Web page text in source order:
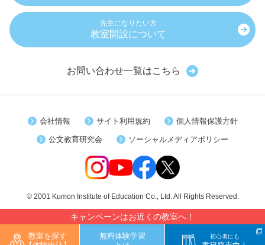
キャンペーンはお近くの教室へ！
教室を探す
無料体験学習
初心者にも
先生になりたい方
教室開設について
お問い合わせ一覧はこちら
会社情報 サイト利用規約 個人情報保護方針
公文教育研究会 ソーシャルメディアポリシー
© 2001 Kumon Institute of Education Co., Ltd. All Rights Reserved.